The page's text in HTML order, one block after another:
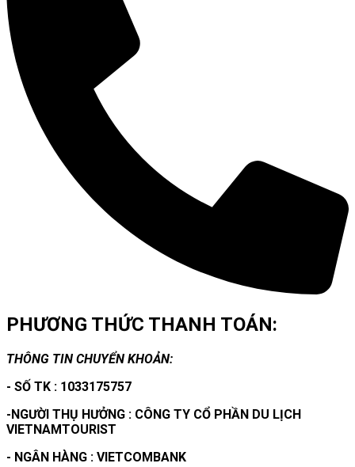
PHƯƠNG THỨC THANH TOÁN:
THÔNG TIN CHUYỂN KHOẢN:
- SỐ TK : 1033175757
-NGƯỜI THỤ HƯỞNG : CÔNG TY CỔ PHẦN DU LỊCH
VIETNAMTOURIST
- NGÂN HÀNG : VIETCOMBANK